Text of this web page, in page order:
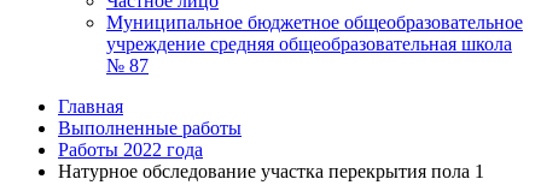
Муниципальное бюджетное общеобразовательное
учреждение средняя общеобразовательная школа
№ 87
Главная
Выполненные работы
Работы 2022 года
Натурное обследование участка перекрытия пола 1